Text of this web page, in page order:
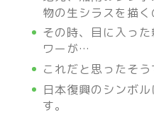
物の生シラスを描
その時、目に入っ
ワーが…
これだと思ったそう
日本復興のシンボ
す。